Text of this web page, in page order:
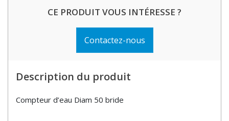
CE PRODUIT VOUS INTÉRESSE ?
Contactez-nous
Description du produit
Compteur d’eau Diam 50 bride